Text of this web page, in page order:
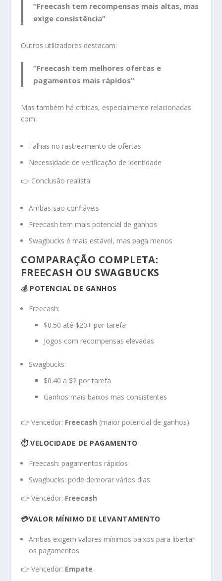
“Freecash tem recompensas mais altas, mas
exige consistência”
Outros utilizadores destacam:
“Freecash tem melhores ofertas e
pagamentos mais rápidos”
Mas também há críticas, especialmente relacionadas
com:
Falhas no rastreamento de ofertas
Necessidade de verificação de identidade
👉 Conclusão realista:
Ambas são confiáveis
Freecash tem mais potencial de ganhos
Swagbucks é mais estável, mas paga menos
COMPARAÇÃO COMPLETA:
FREECASH OU SWAGBUCKS
💰 POTENCIAL DE GANHOS
Freecash:
$0.50 até $20+ por tarefa
Jogos com recompensas elevadas
Swagbucks:
$0.40 a $2 por tarefa
Ganhos mais baixos mas consistentes
👉 Vencedor: Freecash (maior potencial de ganhos)
⏱️ VELOCIDADE DE PAGAMENTO
Freecash: pagamentos rápidos
Swagbucks: pode demorar vários dias
👉 Vencedor: Freecash
💳VALOR MÍNIMO DE LEVANTAMENTO
Ambas exigem valores mínimos baixos para libertar
os pagamentos
👉 Vencedor: Empate